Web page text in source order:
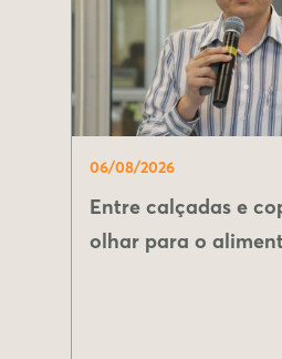
06/08/2026
Entre calçadas e
olhar para o